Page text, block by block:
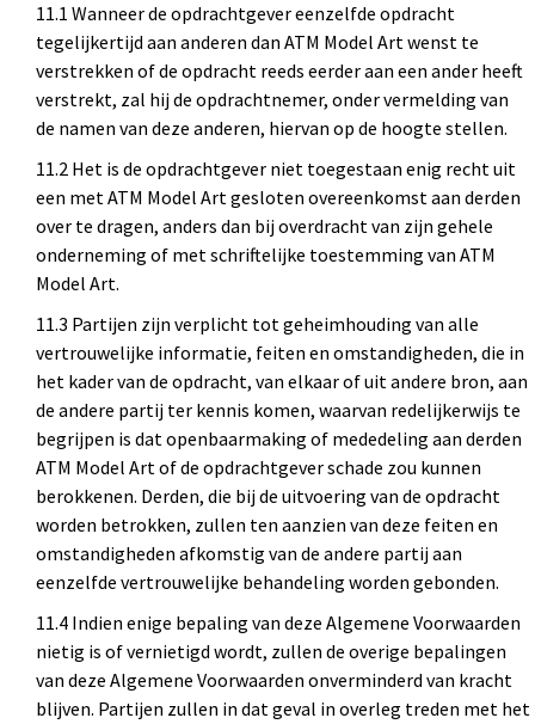
11.1 Wanneer de opdrachtgever eenzelfde opdracht
tegelijkertijd aan anderen dan ATM Model Art wenst te
verstrekken of de opdracht reeds eerder aan een ander heeft
verstrekt, zal hij de opdrachtnemer, onder vermelding van
de namen van deze anderen, hiervan op de hoogte stellen.
11.2 Het is de opdrachtgever niet toegestaan enig recht uit
een met ATM Model Art gesloten overeenkomst aan derden
over te dragen, anders dan bij overdracht van zijn gehele
onderneming of met schriftelijke toestemming van ATM
Model Art.
11.3 Partijen zijn verplicht tot geheimhouding van alle
vertrouwelijke informatie, feiten en omstandigheden, die in
het kader van de opdracht, van elkaar of uit andere bron, aan
de andere partij ter kennis komen, waarvan redelijkerwijs te
begrijpen is dat openbaarmaking of mededeling aan derden
ATM Model Art of de opdrachtgever schade zou kunnen
berokkenen. Derden, die bij de uitvoering van de opdracht
worden betrokken, zullen ten aanzien van deze feiten en
omstandigheden afkomstig van de andere partij aan
eenzelfde vertrouwelijke behandeling worden gebonden.
11.4 Indien enige bepaling van deze Algemene Voorwaarden
nietig is of vernietigd wordt, zullen de overige bepalingen
van deze Algemene Voorwaarden onverminderd van kracht
blijven. Partijen zullen in dat geval in overleg treden met het